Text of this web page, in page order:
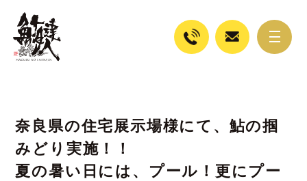
奈良県の住宅展示場様にて、鮎の掴
みどり実施！！
夏の暑い日には、プール！更にプー